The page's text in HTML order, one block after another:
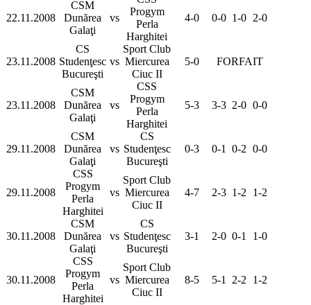
22.11.2008
CSM
Dunărea
Galaţi
vs
Progym
Perla
Harghitei
4-0 0-0 1-0 2-0
23.11.2008
CS
Studenţesc
Bucureşti
vs
Sport Club
Miercurea
Ciuc II
5-0 FORFAIT
23.11.2008
CSM
Dunărea
Galaţi
vs
CSS
Progym
Perla
Harghitei
5-3 3-3 2-0 0-0
29.11.2008
CSM
Dunărea
Galaţi
vs
CS
Studenţesc
Bucureşti
0-3 0-1 0-2 0-0
29.11.2008
CSS
Progym
Perla
Harghitei
vs
Sport Club
Miercurea
Ciuc II
4-7 2-3 1-2 1-2
30.11.2008
CSM
Dunărea
Galaţi
vs
CS
Studenţesc
Bucureşti
3-1 2-0 0-1 1-0
30.11.2008
CSS
Progym
Perla
Harghitei
vs
Sport Club
Miercurea
Ciuc II
8-5 5-1 2-2 1-2